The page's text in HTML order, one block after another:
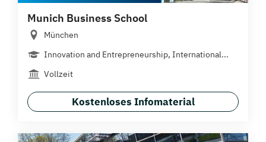
Munich Business School
München
Innovation and Entrepreneurship, International...
Vollzeit
Kostenloses Infomaterial